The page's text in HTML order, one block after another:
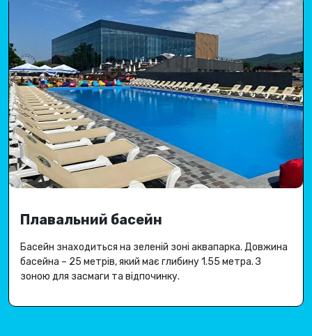
Плавальний басейн
Басейн знаходиться на зеленій зоні аквапарка. Довжина
басейна – 25 метрів, який має глибину 1.55 метра.З
зоною для засмаги та відпочинку.